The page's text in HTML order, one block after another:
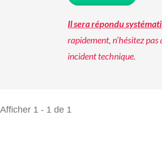
Il sera répondu
rapidement, n’hésitez
incident technique.
Afficher 1 - 1 de 1